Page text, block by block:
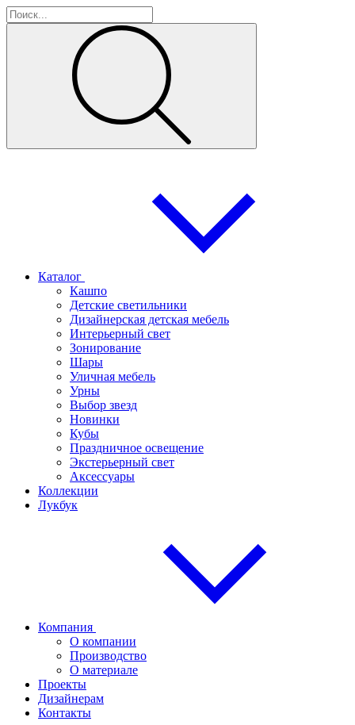
Каталог
Кашпо
Детские светильники
Дизайнерская детская мебель
Интерьерный свет
Зонирование
Шары
Уличная мебель
Урны
Выбор звезд
Новинки
Кубы
Праздничное освещение
Экстерьерный свет
Аксессуары
Коллекции
Лукбук
Компания
О компании
Производство
О материале
Проекты
Дизайнерам
Контакты